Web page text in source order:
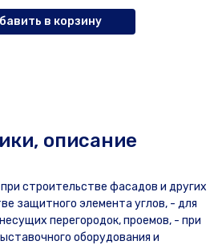
в корзину
описание
строительстве фасадов и других
защитного элемента углов, - для
перегородок, проемов, - при
оборудования и